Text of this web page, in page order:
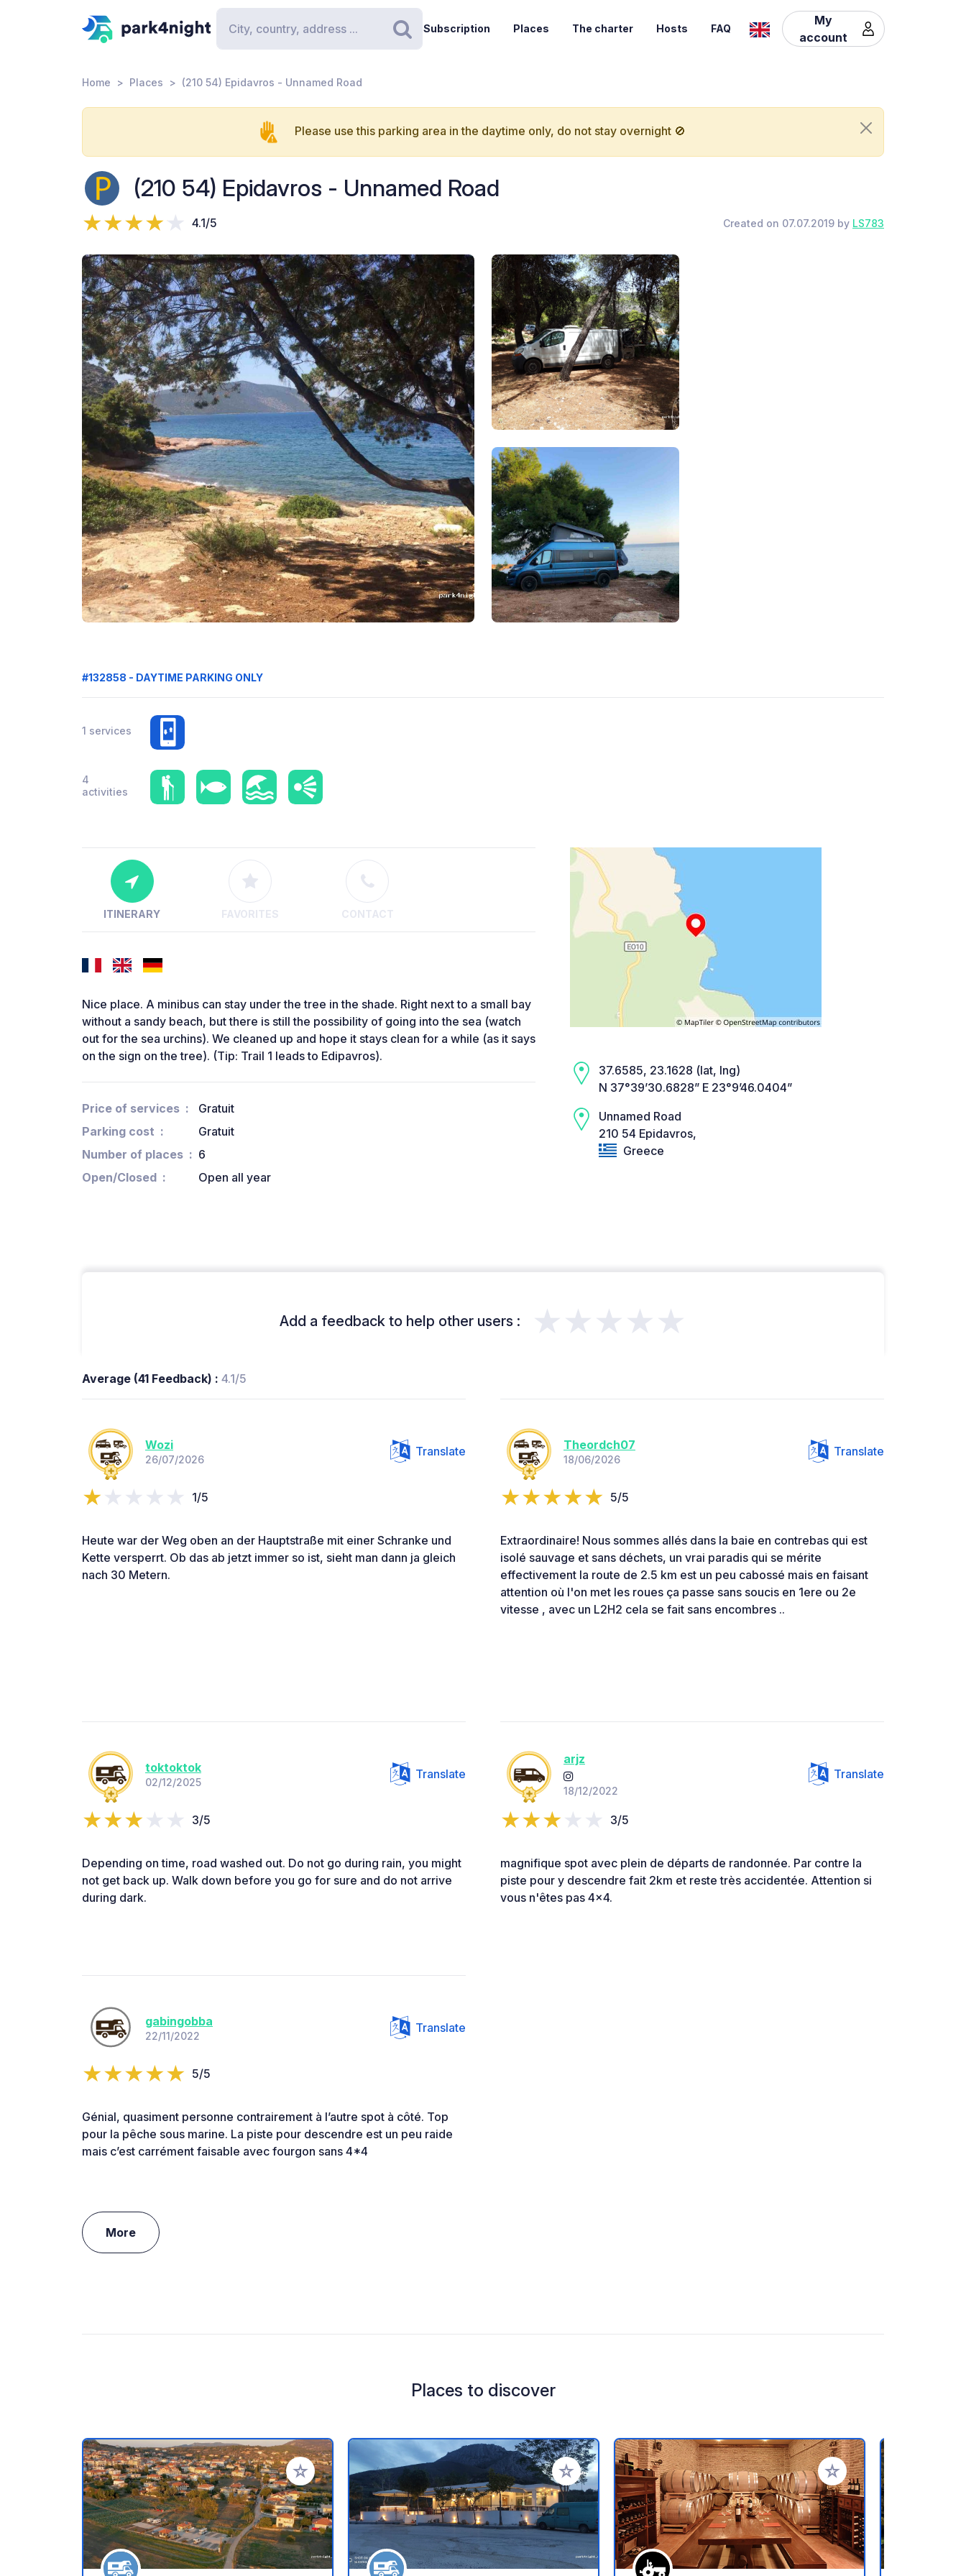
Search
Subscription Places The charter Hosts FAQ
My
account
Home Places (210 54) Epidavros - Unnamed Road
Please use this parking area in the daytime only, do not stay overnight 🚫
(210 54) Epidavros - Unnamed Road
4.1/5 Created on 07.07.2019 by LS783
#132858 - DAYTIME PARKING ONLY
1 services
4
activities
ITINERARY FAVORITES CONTACT
Nice place. A minibus can stay under the tree in the shade. Right next to a small bay
without a sandy beach, but there is still the possibility of going into the sea (watch
out for the sea urchins). We cleaned up and hope it stays clean for a while (as it says
on the sign on the tree). (Tip: Trail 1 leads to Edipavros).
Price of services
Gratuit
Parking cost
Gratuit
Number of places
6
Open/Closed
Open all year
37.6585, 23.1628 (lat, lng)
N 37°39’30.6828” E 23°9’46.0404”
Unnamed Road
210 54 Epidavros,
Greece
Add a feedback to help other users : ★★★★★
Average (41 Feedback) : 4.1/5
Wozi
26/07/2026
Translate
1/5
Heute war der Weg oben an der Hauptstraße mit einer Schranke und
Kette versperrt. Ob das ab jetzt immer so ist, sieht man dann ja gleich
nach 30 Metern.
Theordch07
18/06/2026
Translate
5/5
Extraordinaire! Nous sommes allés dans la baie en contrebas qui est
isolé sauvage et sans déchets, un vrai paradis qui se mérite
effectivement la route de 2.5 km est un peu cabossé mais en faisant
attention où l'on met les roues ça passe sans soucis en 1ere ou 2e
vitesse , avec un L2H2 cela se fait sans encombres ..
toktoktok
02/12/2025
Translate
3/5
Depending on time, road washed out. Do not go during rain, you might
not get back up. Walk down before you go for sure and do not arrive
during dark.
arjz
18/12/2022
Translate
3/5
magnifique spot avec plein de départs de randonnée. Par contre la
piste pour y descendre fait 2km et reste très accidentée. Attention si
vous n'êtes pas 4x4.
gabingobba
22/11/2022
Translate
5/5
Génial, quasiment personne contrairement à l’autre spot à côté. Top
pour la pêche sous marine. La piste pour descendre est un peu raide
mais c’est carrément faisable avec fourgon sans 4*4
More
Places to discover
Add to your favorites Add to your favorites Add to your favorites